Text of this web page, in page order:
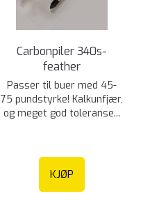
Carbonpiler 340s-
feather
Passer til buer med 45-
75 pundstyrke! Kalkunfjær,
og meget god toleranse...
KJØP